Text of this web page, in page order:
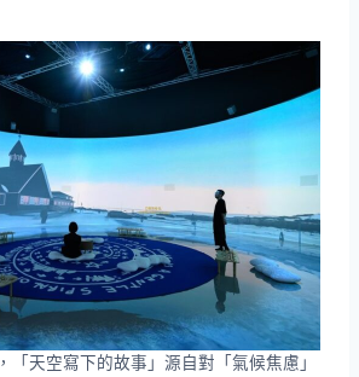
「天空寫下的故事」源自對「氣候焦慮」